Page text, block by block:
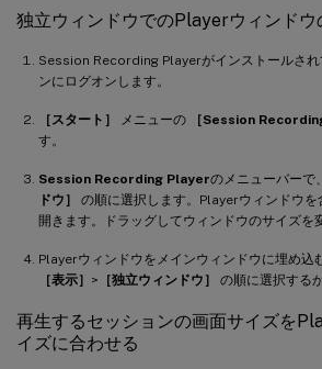
独立ウィンドウでのPlayerウィンドウ
Session Recording Playerがインストールされ
ンにログオンします。
［スタート］ メニューの ［Session
す。
Session Recording Playerのメニューバーで、
ドウ］
の順に選択します。Playerウィンドウ
開きます。ドラッグしてウィンドウのサイズを
Playerウィンドウをメインウィンドウに埋め込
［表示］ > ［独立ウィンドウ］ の順に選択するか
再生するセッションの画面サイズを
イズに合わせる